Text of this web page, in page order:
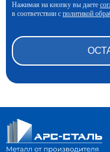
Нажимая на кнопку вы даете
в соответствии с политикой